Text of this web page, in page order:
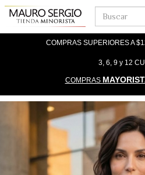
COMPRAS SUPERIORES A
3, 6, 9 y 12
COMPRAS
Previous